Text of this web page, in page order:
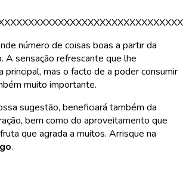
número de coisas boas a partir da
A sensação refrescante que lhe
principal, mas o facto de a poder consumir
muito importante.
sugestão, beneficiará também da
bem como do aproveitamento que
que agrada a muitos. Arrisque na
.